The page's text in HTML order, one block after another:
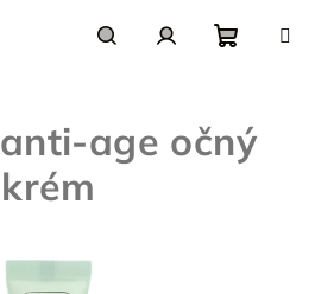
košík
anti-age očný
krém